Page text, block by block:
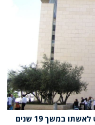
במשך 19 שנים